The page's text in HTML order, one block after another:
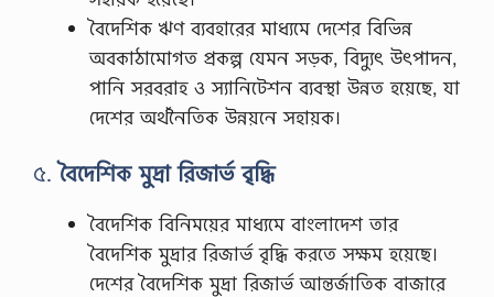
বৈদেশিক ঋণ ব্যবহারের মাধ্যমে দেশের বিভিন্ন
অবকাঠামোগত প্রকল্প যেমন সড়ক, বিদ্যুৎ উৎপাদন,
পানি সরবরাহ ও স্যানিটেশন ব্যবস্থা উন্নত হয়েছে, যা
দেশের অর্থনৈতিক উন্নয়নে সহায়ক।
৫.বৈদেশিক মুদ্রা রিজার্ভ বৃদ্ধি
বৈদেশিক বিনিময়ের মাধ্যমে বাংলাদেশ তার
বৈদেশিক মুদ্রার রিজার্ভ বৃদ্ধি করতে সক্ষম হয়েছে।
দেশের বৈদেশিক মুদ্রা রিজার্ভ আন্তর্জাতিক বাজারে